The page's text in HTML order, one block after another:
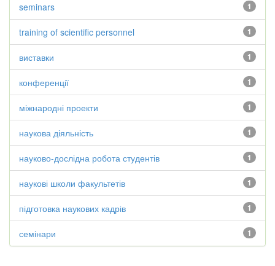
1
seminars
1
training of scientific personnel
1
виставки
1
конференції
1
міжнародні проекти
1
наукова діяльність
1
науково-дослідна робота студентів
1
наукові школи факультетів
1
підготовка наукових кадрів
1
семінари